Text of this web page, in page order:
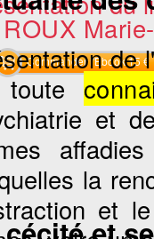
Commander l'Ebook 15 €
de
et
la
et